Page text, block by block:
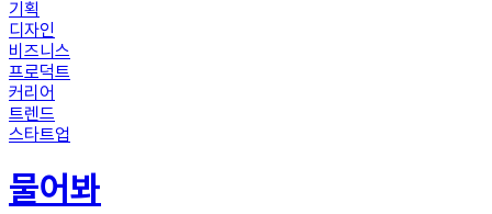
기획
디자인
비즈니스
프로덕트
커리어
트렌드
스타트업
물어봐